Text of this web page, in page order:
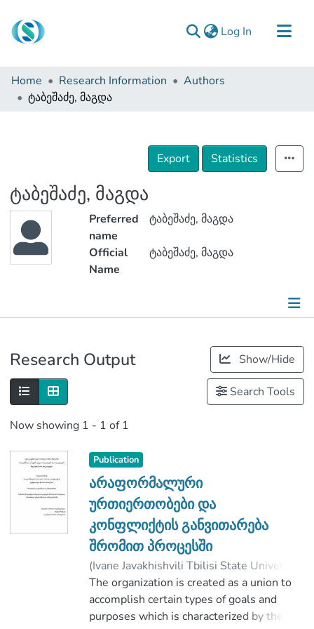
Log In (current)
Communities & Collections
Browse
Home Research Information
Authors
ტაბეშაძე, მაგდა
Export Statistics
ტაბეშაძე, მაგდა
Preferred
name
ტაბეშაძე, მაგდა
Official
Name
ტაბეშაძე, მაგდა
Research Output Show/Hide
Search Tools
Now showing 1 - 1 of 1
Publication
არაფორმალური
ურთიერთობები და
კონფლიქტის განვითარება
შრომით პროცესში
(Ivane Javakhishvili Tbilisi State University
2017)ტაბეშაძე, მაგდა
;
ჯორბენაძე, რევაზ
;
Faculty of Social and Political Sciences
The organization is created as a union to
accomplish certain types of goals and
purposes which is characterized by the